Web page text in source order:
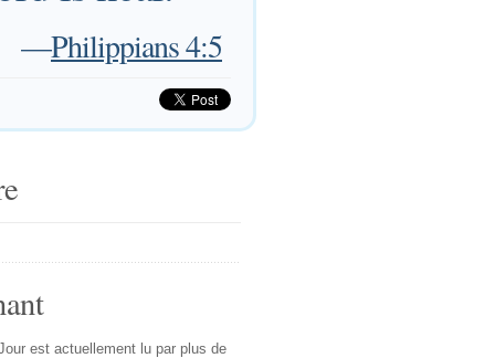
—Philippians 4:5
est actuellement lu par plus de